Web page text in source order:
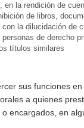
en la rendición de
de libros,
la dilucidación de
de derecho
títulos similares
sus funciones
a quienes
encargados, en